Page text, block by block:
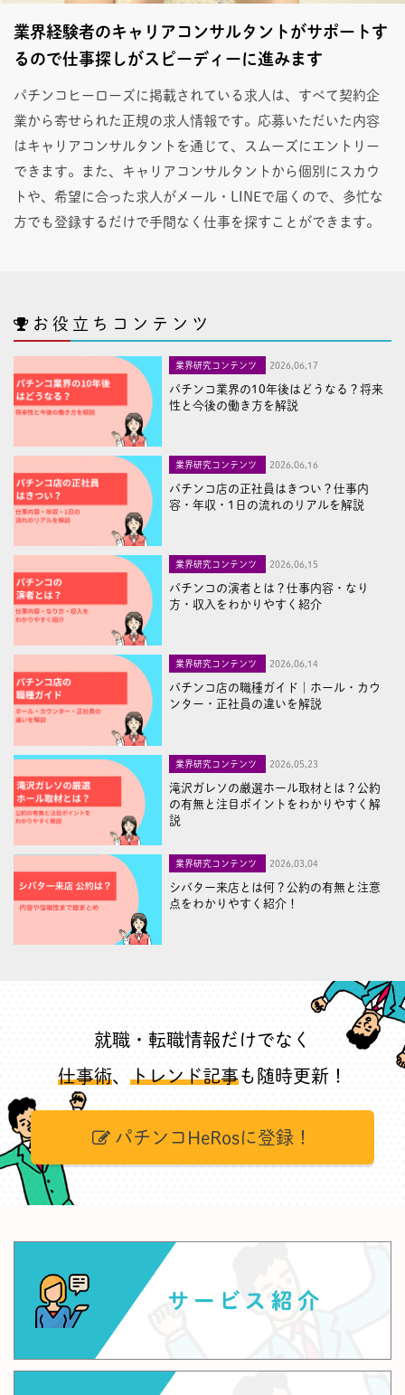
業界経験者のキャリアコンサルタントがサポートす
るので仕事探しがスピーディーに進みます
パチンコヒーローズに掲載されている求人は、すべて契約企
業から寄せられた正規の求人情報です。応募いただいた内容
はキャリアコンサルタントを通じて、スムーズにエントリー
できます。また、キャリアコンサルタントから個別にスカウ
トや、希望に合った求人がメール・LINEで届くので、多忙な
方でも登録するだけで手間なく仕事を探すことができます。
お役立ちコンテンツ
業界研究コンテンツ 2026,06,17
パチンコ業界の10年後はどうなる？将来
性と今後の働き方を解説
業界研究コンテンツ 2026,06,16
パチンコ店の正社員はきつい？仕事内
容・年収・1日の流れのリアルを解説
業界研究コンテンツ 2026,06,15
パチンコの演者とは？仕事内容・なり
方・収入をわかりやすく紹介
業界研究コンテンツ 2026,06,14
パチンコ店の職種ガイド｜ホール・カウ
ンター・正社員の違いを解説
業界研究コンテンツ 2026,05,23
滝沢ガレソの厳選ホール取材とは？公約
の有無と注目ポイントをわかりやすく解
説
業界研究コンテンツ 2026,03,04
シバター来店とは何？公約の有無と注意
点をわかりやすく紹介！
就職・転職情報だけでなく
仕事術、 トレンド記事も随時更新！
パチンコHeRosに登録！